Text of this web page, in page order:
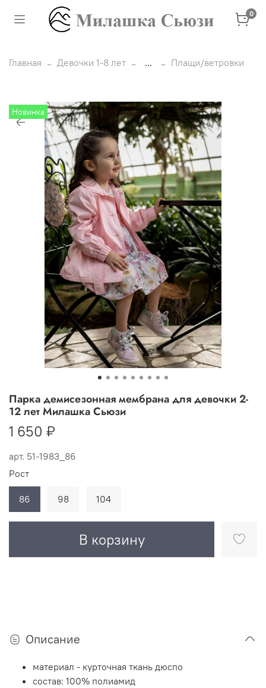
0
Главная Девочки 1-8 лет ... Плащи/ветровки
Новинка
арт. 51-1983_86
Парка демисезонная мембрана для девочки 2-
12 лет Милашка Сьюзи
1 650 ₽
В корзину
Рост
86 98 104
Описание
материал - курточная ткань дюспо
состав: 100% полиамид